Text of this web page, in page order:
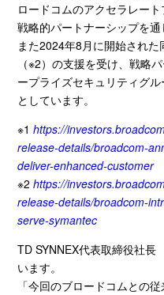
ロードコムのアクセラレー
戦略的パートナーシップを通
また2024年8月に開始され
（※2）の支援を受け、戦略
ープライズセキュリティグル
としています。
※1https://
release-details/broadcom-
deliver-enhanced-customer
※2https://
release-details/broadcom-
serve-symantec
TD SYNNEX代表取締役社
います。
「今回のブロードコムとの